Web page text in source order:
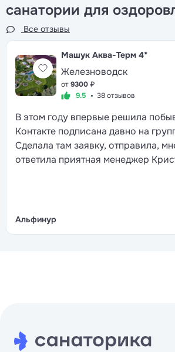
санатории для
Все отзывы
Машук Аква-Терм 4*
Железноводск
от9300₽
9.5
38 отзывов
В этом году впервые решила
Контакте подписана давно на
Сделала там заявку, отправила,
ответила приятная менеджер
профессионально оформила всё
Альфинур